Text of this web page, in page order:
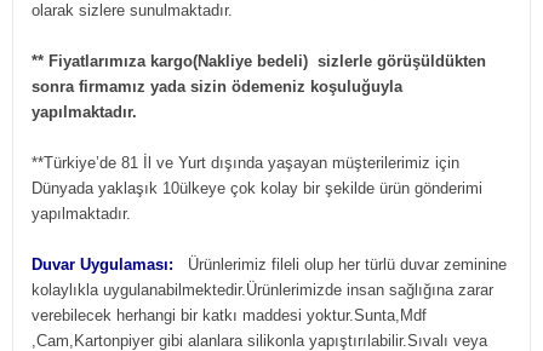
olarak sizlere sunulmaktadır.
** Fiyatlarımıza kargo(Nakliye bedeli) sizlerle görüşüldükten
sonra firmamız yada sizin ödemeniz koşuluğuyla
yapılmaktadır.
**Türkiye’de 81 İl ve Yurt dışında yaşayan müşterilerimiz için
Dünyada yaklaşık 10ülkeye çok kolay bir şekilde ürün gönderimi
yapılmaktadır.
Duvar Uygulaması:
Ürünlerimiz fileli olup her türlü duvar zeminine
kolaylıkla uygulanabilmektedir.Ürünlerimizde insan sağlığına zarar
verebilecek herhangi bir katkı maddesi yoktur.Sunta,Mdf
,Cam,Kartonpiyer gibi alanlara silikonla yapıştırılabilir.Sıvalı veya